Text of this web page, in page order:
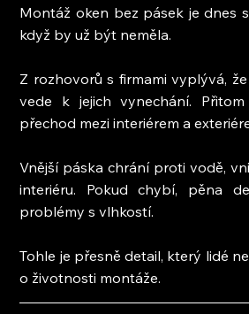
Montáž oken bez pásek je dnes
když by už být neměla.
Z rozhovorů s firmami vyplývá,
vede k jejich vynechání.
přechod mezi interiérem a
Vnější páska chrání proti vodě,
interiéru. Pokud chybí, pěna
problémy s vlhkostí.
Tohle je přesně detail, který lidé
o životnosti montáže.